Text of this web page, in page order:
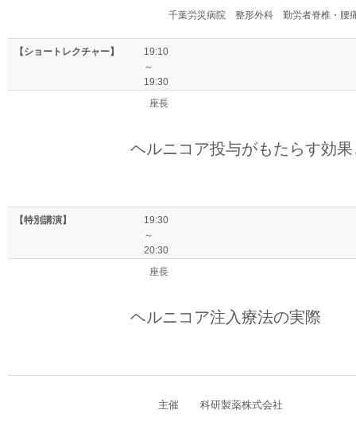
千葉労災病院 整形外科 勤労者脊椎・腰
【ショートレクチャー】
19:10
～
19:30
座長
ヘルニコア投与がもたらす効
【特別講演】
19:30
～
20:30
座長
ヘルニコア注入療法の実際
主催 科研製薬株式会社